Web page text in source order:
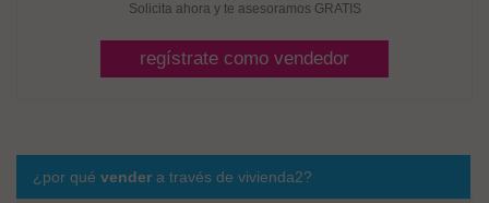
Solicita ahora y te asesoramos GRATIS
regístrate como vendedor
¿por qué vender a través de vivienda2?